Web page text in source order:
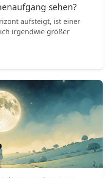
sehen?
aufsteigt, ist einer
irgendwie größer